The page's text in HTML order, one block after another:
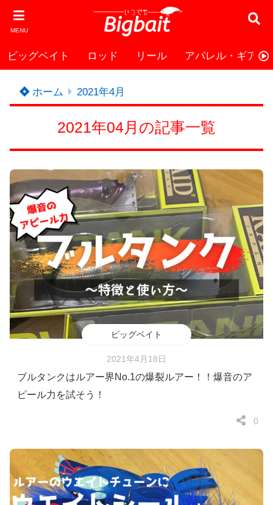
MENU
ビッグベイト ロッド リール アパレル・ギア
ホーム 2021年4月
2021年04月の記事一覧
ビッグベイト
2021年4月18日
ブルタンクはルアー界No.1の爆裂ルアー！！爆音のア
ピール力を試そう！
0